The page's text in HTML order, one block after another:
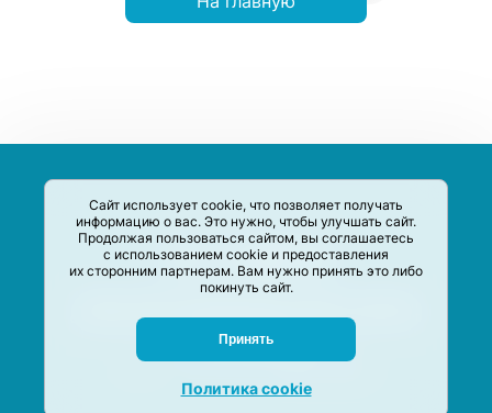
Сайт использует cookie, что позволяет получать
информацию о вас. Это нужно, чтобы улучшать сайт.
Продолжая пользоваться сайтом, вы соглашаетесь
с использованием cookie и предоставления
их сторонним партнерам. Вам нужно принять это либо
покинуть сайт.
Принять
Политика cookie
систематизации акций и скидок на товары и услуги в РФ
Задать вопрос
© M-Social production 2020 –2026